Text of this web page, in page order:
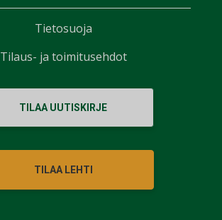
TILAA UUTISKIRJE
TILAA LEHTI
Tietosuoja
Tilaus- ja toimitusehdot